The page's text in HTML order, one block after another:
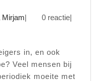
MirjamMama
| 0 reactie|
Veel mensen bij
moeite met